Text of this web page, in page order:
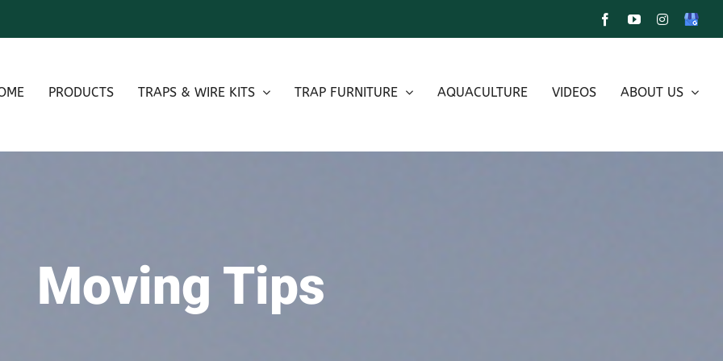
FacebookYouTubeInstagram
Google
PRODUCTS TRAPS & WIRE KITS TRAP FURNITURE AQUACULTURE VIDEOS ABOUT US
Moving Tips